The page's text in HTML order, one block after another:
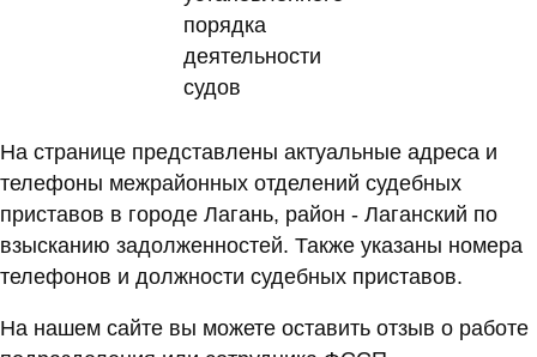
порядка
деятельности
судов
На странице представлены актуальные адреса и
телефоны межрайонных отделений судебных
приставов в городе Лагань, район - Лаганский по
взысканию задолженностей. Также указаны номера
телефонов и должности судебных приставов.
На нашем сайте вы можете оставить отзыв о работе